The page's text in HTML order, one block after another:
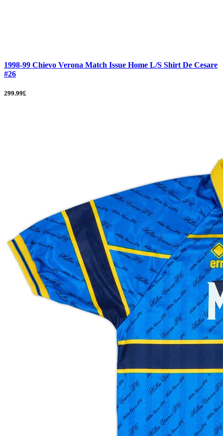
1998-99 Chievo Verona Match Issue Home L/S Shirt De Cesare
#26
299.99£